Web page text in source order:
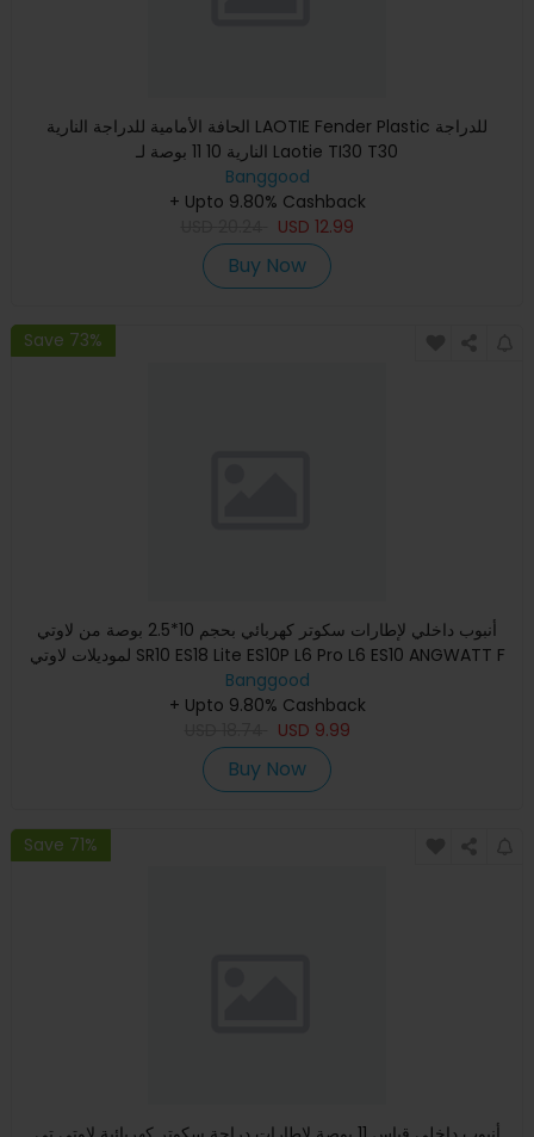
الحافة الأمامية للدراجة النارية LAOTIE Fender Plastic للدراجة
النارية 10 11 بوصة لـ Laotie TI30 T30
Banggood
+ Upto 9.80% Cashback
USD 12.99
Buy Now
Save 73%
أنبوب داخلي لإطارات سكوتر كهربائي بحجم 10*2.5 بوصة من لاوتي
لموديلات لاوتي SR10 ES18 Lite ES10P L6 Pro L6 ES10 ANGWATT F
Banggood
+ Upto 9.80% Cashback
USD 9.99
Buy Now
Save 71%